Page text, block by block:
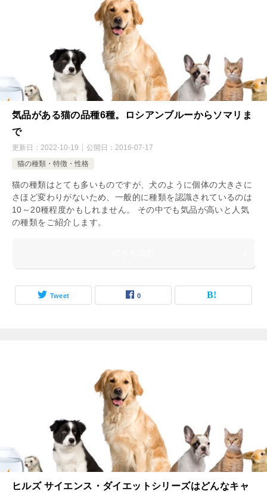
気品がある猫の品種6種。ロシアンブルーからソマリま
で
更新日： 2022-10-19 公開日： 2016-07-17
猫の種類・特徴・性格
猫の種類はとても多いものですが、犬のように個体の大きさに
さほど変わりがないため、一般的に種類を認識されているのは
10～20種程度かもしれません。 その中でも気品が高いと人気
の種類をご紹介します。
Tweet 0
ヒルズ サイエンス・ダイエットシリーズはどんなキャ